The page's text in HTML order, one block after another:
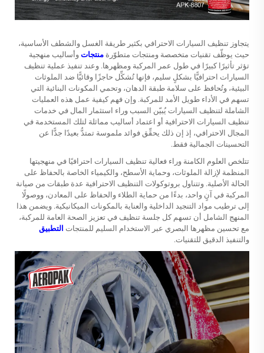
يتجاوز تنظيف السيارات الاحترافي بكثير طريقة الغسل والشطف الأساسية،
حيث يوظّف تقنيات متخصصة ومنتجات متطوّرة منتجات وأساليب منهجية
تؤثر تأثيرًا كبيرًا في طول عمر المركبة ومظهرها. وعند تنفيذ عملية تنظيف
السيارات احترافيًّا بشكلٍ سليم، فإنها تُشكِّل حاجزًا وقائيًّا ضد الملوثات
البيئية، وتُحافظ على سلامة طبقة الدهان، وتحمي المكونات البنائية التي
تسهم في الأداء طويل الأمد للمركبة. وإن فهم كيفية عمل هذه العمليات
الشاملة لتنظيف السيارات يُبيّن السبب وراء استثمار المال في خدمات
تنظيف السيارات الاحترافية أو اعتماد أساليب مماثلة لتلك المستخدمة في
المجال الاحترافي، إذ إن ذلك يحقِّق فوائد ملموسة تمتدُّ بعيدًا جدًّا عن
التحسينات الجمالية فقط.
تتلخص العلوم الكامنة وراء فعالية تنظيف السيارات احترافيًا في منهجيتها
المنظمة لإزالة الملوثات، وحماية الأسطح، والكيمياء الخاصة بالحفاظ على
الحالة الأصلية. وتتناول بروتوكولات التنظيف الاحترافية عدة طبقات من صيانة
المركبة في آنٍ واحد، بدءًا من حماية الطلاء والحفاظ على المعادن، ووصولًا
إلى ترطيب مواد التنجيد الداخلية والعناية بالمكونات الميكانيكية. ويضمن هذا
المنهج الشامل أن تسهم كل جلسة تنظيف في تعزيز الصحة العامة للمركبة،
مع تحسين مظهرها البصري عبر الاستخدام السليم للمنتجات التطبيق
والتنفيذ الدقيق للتقنيات.